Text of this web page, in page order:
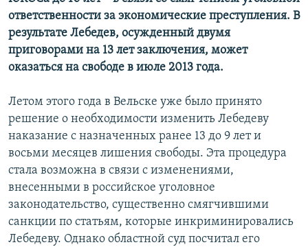
ответственности за экономические преступления. В
результате Лебедев, осужденный двумя
приговорами на 13 лет заключения, может
оказаться на свободе в июле 2013 года.
Летом этого года в Вельске уже было принято
решение о необходимости изменить Лебедеву
наказание с назначенных ранее 13 до 9 лет и
восьми месяцев лишения свободы. Эта процедура
стала возможна в связи с изменениями,
внесенными в российское уголовное
законодательство, существенно смягчившими
санкции по статьям, которые инкриминировались
Лебедеву. Однако областной суд посчитал его